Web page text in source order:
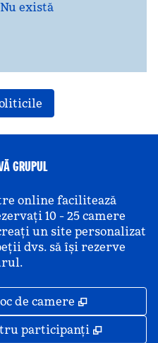
Nu există
GRUPUL
online facilitează
10 - 25 camere
un site personalizat
dvs. să își rezerve
de camere ,
participanți ,